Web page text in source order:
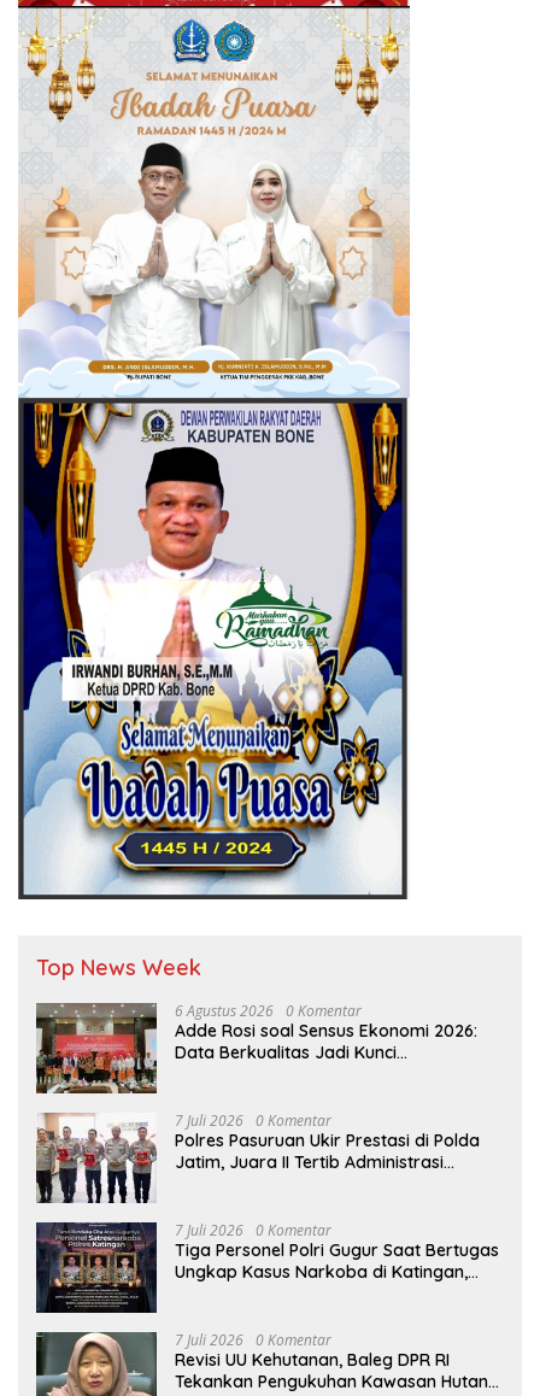
Top News Week
6 Agustus 2026 0 Komentar
Adde Rosi soal Sensus Ekonomi 2026:
Data Berkualitas Jadi Kunci
7 Juli 2026 0 Komentar
Polres Pasuruan Ukir Prestasi di Polda
Jatim, Juara II Tertib Administrasi
7 Juli 2026 0 Komentar
Tiga Personel Polri Gugur Saat Bertugas
Ungkap Kasus Narkoba di Katingan,
7 Juli 2026 0 Komentar
Revisi UU Kehutanan, Baleg DPR RI
Tekankan Pengukuhan Kawasan Hutan